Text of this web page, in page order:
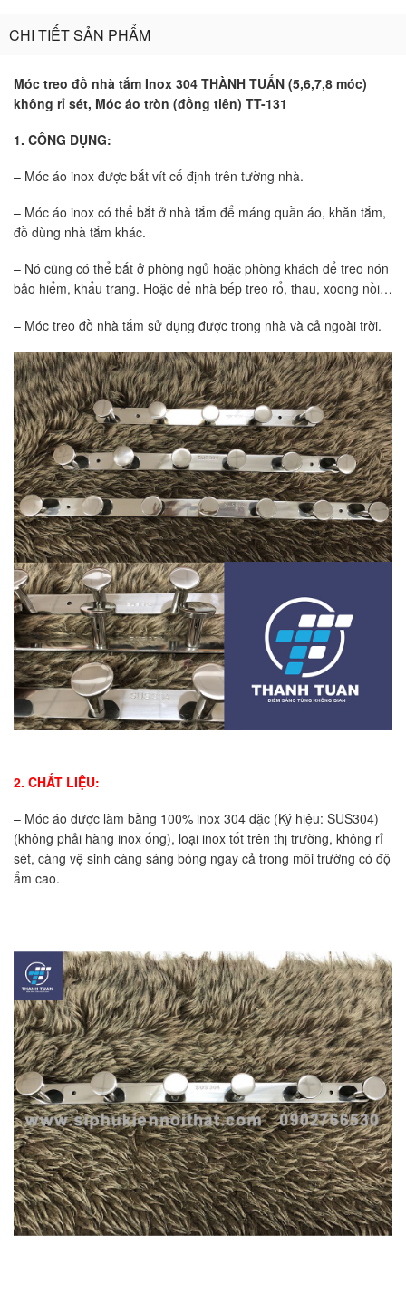
CHI TIẾT SẢN PHẨM
Móc treo đồ nhà tắm Inox 304 THÀNH TUẤN (5,6,7,8 móc)
không rỉ sét, Móc áo tròn (đồng tiên) TT-131
1. CÔNG DỤNG:
– Móc áo inox được bắt vít cố định trên tường nhà.
– Móc áo inox có thể bắt ở nhà tắm để máng quần áo, khăn tắm,
đồ dùng nhà tắm khác.
– Nó cũng có thể bắt ở phòng ngủ hoặc phòng khách để treo nón
bảo hiểm, khẩu trang. Hoặc để nhà bếp treo rổ, thau, xoong nồi…
– Móc treo đồ nhà tắm sử dụng được trong nhà và cả ngoài trời.
2. CHẤT LIỆU:
– Móc áo được làm bằng 100% inox 304 đặc (Ký hiệu: SUS304)
(không phải hàng inox ống), loại inox tốt trên thị trường, không rỉ
sét, càng vệ sinh càng sáng bóng ngay cả trong môi trường có độ
ẩm cao.